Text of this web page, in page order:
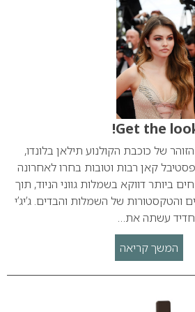
Get the
של כוכבת הקולנוע תילאן בלונדו,
קאן רבות וטובות בחרו לאחרונה
ביותר דווקא בשמלות גווני הניוד, תוך
והטקסטורות של השמלות והבדים. ג’יג’י
חדיד עשתה את…
המשך קריאה